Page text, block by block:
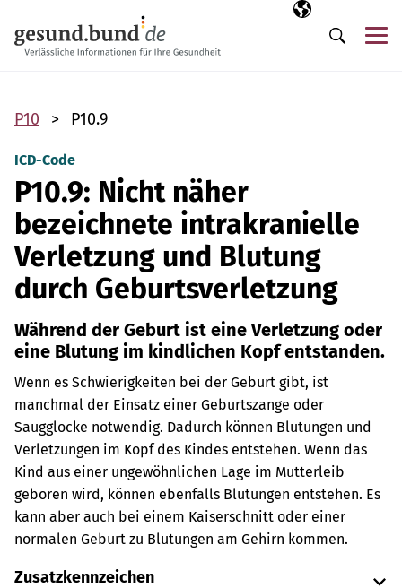
Ausgewählte
DE
Suche
P10 P10.9
ICD-Code
P10.9: Nicht näher
bezeichnete intrakranielle
Verletzung und Blutung
durch Geburtsverletzung
Während der Geburt ist eine Verletzung oder
eine Blutung im kindlichen Kopf entstanden.
Wenn es Schwierigkeiten bei der Geburt gibt, ist
manchmal der Einsatz einer Geburtszange oder
Saugglocke notwendig. Dadurch können Blutungen und
Verletzungen im Kopf des Kindes entstehen. Wenn das
Kind aus einer ungewöhnlichen Lage im Mutterleib
geboren wird, können ebenfalls Blutungen entstehen. Es
kann aber auch bei einem Kaiserschnitt oder einer
normalen Geburt zu Blutungen am Gehirn kommen.
Zusatzkennzeichen